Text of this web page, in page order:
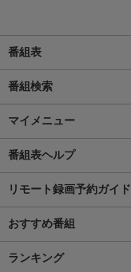
番組表
番組検索
マイメニュー
番組表ヘルプ
リモート録画予約ガイド
おすすめ番組
ランキング